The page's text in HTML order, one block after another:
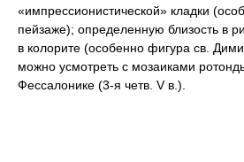
«импрессионистической» кладки
пейзаже); определенную близость в
в колорите (особенно фигура св.
можно усмотреть с мозаиками
Фессалонике (3-я четв. V в.).